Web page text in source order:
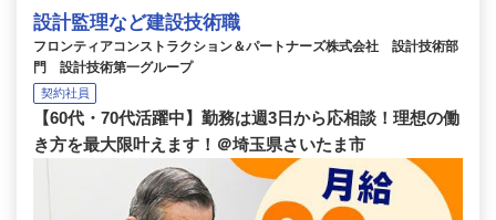
設計監理など建設技術職
フロンティアコンストラクション＆パートナーズ株式会社 設計技術部
門 設計技術第一グループ
契約社員
【60代・70代活躍中】勤務は週3日から応相談！理想の働
き方を最大限叶えます！＠埼玉県さいたま市